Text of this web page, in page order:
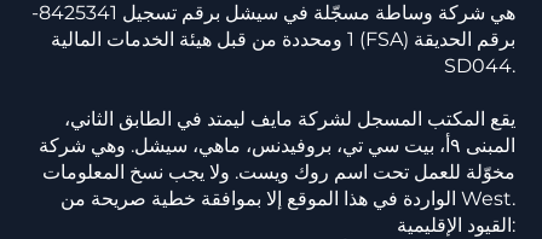
هي شركة وساطة مسجّلة في سيشل برقم تسجيل 8425341-
1 ومحددة من قبل هيئة الخدمات المالية (FSA) برقم الحديقة
SD044.
يقع المكتب المسجل لشركة مايف ليمتد في الطابق الثاني،
المبنى ٩أ، بيت سي تي، بروفيدنس، ماهي، سيشل. وهي شركة
مخوّلة للعمل تحت اسم روك ويست. ولا يجب نسخ المعلومات
الواردة في هذا الموقع إلا بموافقة خطية صريحة من West.
القيود الإقليمية: